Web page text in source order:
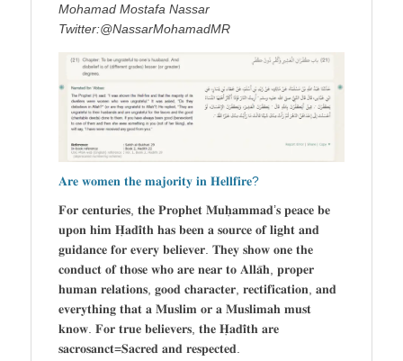
Mohamad Mostafa Nassar
Twitter:@NassarMohamadMR
𝐀𝐫𝐞 𝐰𝐨𝐦𝐞𝐧 𝐭𝐡𝐞 𝐦𝐚𝐣𝐨𝐫𝐢𝐭𝐲 𝐢𝐧 𝐇𝐞𝐥𝐥𝐟𝐢𝐫𝐞?
𝐅𝐨𝐫 𝐜𝐞𝐧𝐭𝐮𝐫𝐢𝐞𝐬, 𝐭𝐡𝐞 𝐏𝐫𝐨𝐩𝐡𝐞𝐭 𝐌𝐮𝐡̣𝐚𝐦𝐦𝐚𝐝’𝐬 𝐩𝐞𝐚𝐜𝐞 𝐛𝐞
𝐮𝐩𝐨𝐧 𝐡𝐢𝐦 𝐇̣𝐚𝐝𝐢̄𝐭𝐡 𝐡𝐚𝐬 𝐛𝐞𝐞𝐧 𝐚 𝐬𝐨𝐮𝐫𝐜𝐞 𝐨𝐟 𝐥𝐢𝐠𝐡𝐭 𝐚𝐧𝐝
𝐠𝐮𝐢𝐝𝐚𝐧𝐜𝐞 𝐟𝐨𝐫 𝐞𝐯𝐞𝐫𝐲 𝐛𝐞𝐥𝐢𝐞𝐯𝐞𝐫. 𝐓𝐡𝐞𝐲 𝐬𝐡𝐨𝐰 𝐨𝐧𝐞 𝐭𝐡𝐞
𝐜𝐨𝐧𝐝𝐮𝐜𝐭 𝐨𝐟 𝐭𝐡𝐨𝐬𝐞 𝐰𝐡𝐨 𝐚𝐫𝐞 𝐧𝐞𝐚𝐫 𝐭𝐨 𝐀𝐥𝐥𝐚̄𝐡, 𝐩𝐫𝐨𝐩𝐞𝐫
𝐡𝐮𝐦𝐚𝐧 𝐫𝐞𝐥𝐚𝐭𝐢𝐨𝐧𝐬, 𝐠𝐨𝐨𝐝 𝐜𝐡𝐚𝐫𝐚𝐜𝐭𝐞𝐫, 𝐫𝐞𝐜𝐭𝐢𝐟𝐢𝐜𝐚𝐭𝐢𝐨𝐧, 𝐚𝐧𝐝
𝐞𝐯𝐞𝐫𝐲𝐭𝐡𝐢𝐧𝐠 𝐭𝐡𝐚𝐭 𝐚 𝐌𝐮𝐬𝐥𝐢𝐦 𝐨𝐫 𝐚 𝐌𝐮𝐬𝐥𝐢𝐦𝐚𝐡 𝐦𝐮𝐬𝐭
𝐤𝐧𝐨𝐰. 𝐅𝐨𝐫 𝐭𝐫𝐮𝐞 𝐛𝐞𝐥𝐢𝐞𝐯𝐞𝐫𝐬, 𝐭𝐡𝐞 𝐇̣𝐚𝐝𝐢̄𝐭𝐡 𝐚𝐫𝐞
𝐬𝐚𝐜𝐫𝐨𝐬𝐚𝐧𝐜𝐭=𝐒𝐚𝐜𝐫𝐞𝐝 𝐚𝐧𝐝 𝐫𝐞𝐬𝐩𝐞𝐜𝐭𝐞𝐝.